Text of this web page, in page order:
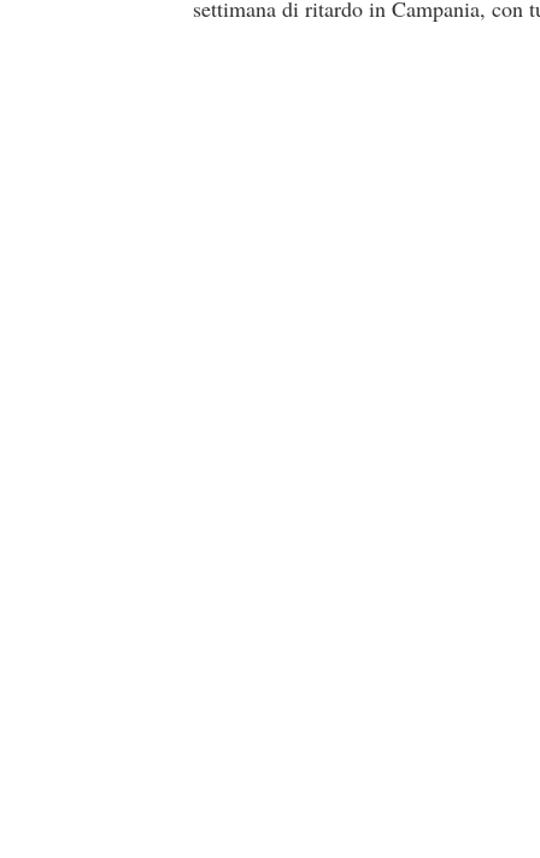
settimana di ritardo in Campania,